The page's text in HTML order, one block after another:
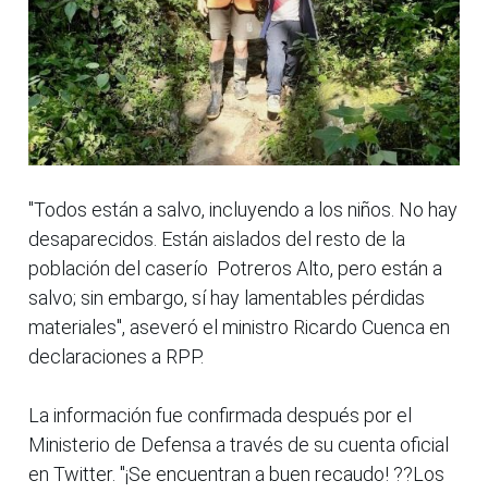
"Todos están a salvo, incluyendo a los niños. No hay
desaparecidos. Están aislados del resto de la
población del caserío Potreros Alto, pero están a
salvo; sin embargo, sí hay lamentables pérdidas
materiales", aseveró el ministro Ricardo Cuenca en
declaraciones a RPP.
La información fue confirmada después por el
Ministerio de Defensa a través de su cuenta oficial
en Twitter. "¡Se encuentran a buen recaudo! ??Los